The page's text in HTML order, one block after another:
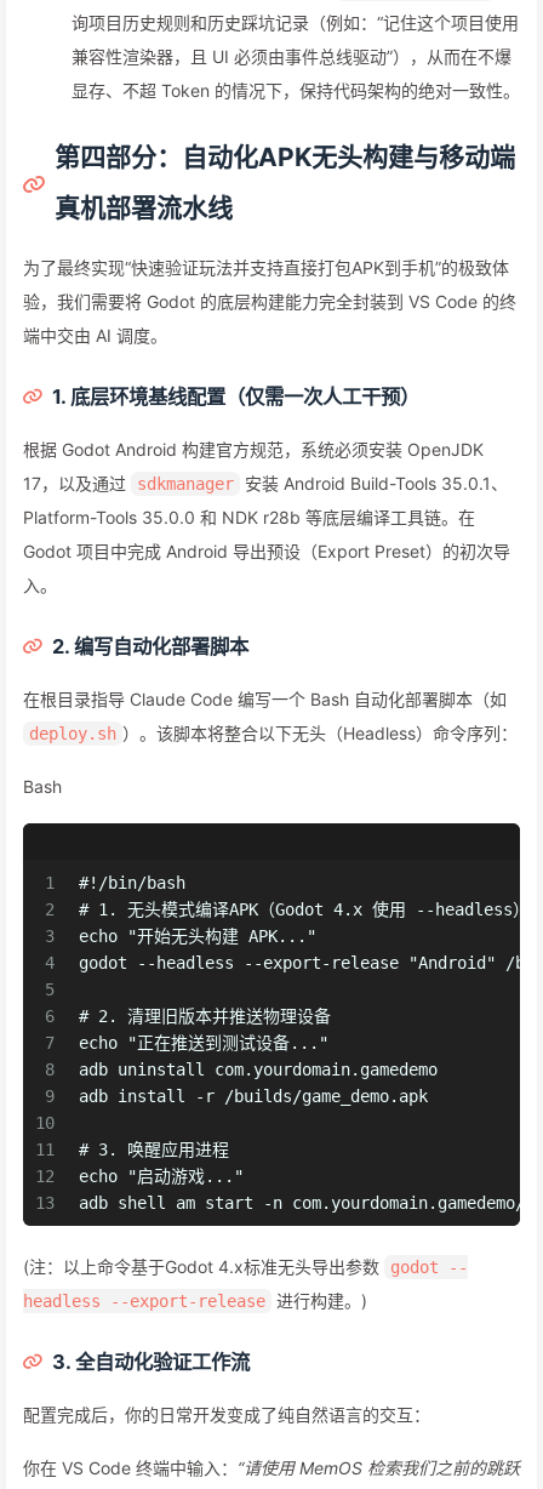
询项目历史规则和历史踩坑记录（例如：“记住这个项目使用
兼容性渲染器，且 UI 必须由事件总线驱动”），从而在不爆
显存、不超 Token 的情况下，保持代码架构的绝对一致性。
第四部分：自动化APK无头构建与移动端
真机部署流水线
为了最终实现“快速验证玩法并支持直接打包APK到手机”的极致体
验，我们需要将 Godot 的底层构建能力完全封装到 VS Code 的终
端中交由 AI 调度。
1. 底层环境基线配置（仅需一次人工干预）
根据 Godot Android 构建官方规范，系统必须安装 OpenJDK
17，以及通过
sdkmanager
安装 Android Build-Tools 35.0.1、
Platform-Tools 35.0.0 和 NDK r28b 等底层编译工具链。在
Godot 项目中完成 Android 导出预设（Export Preset）的初次导
入。
2. 编写自动化部署脚本
在根目录指导 Claude Code 编写一个 Bash 自动化部署脚本（如
deploy.sh ）。该脚本将整合以下无头（Headless）命令序列：
Bash
1
2
3
4
5
6
7
8
9
10
11
12
13
#!/bin/bash
# 1. 无头模式编译APK（Godot 4.x 使用 --headless）
echo "开始无头构建 APK..."
godot --headless --export-release "Android" /
# 2. 清理旧版本并推送物理设备
echo "正在推送到测试设备..."
adb uninstall com.yourdomain.gamedemo
adb install -r /builds/game_demo.apk
# 3. 唤醒应用进程
echo "启动游戏..."
adb shell am start -n com.yourdomain.gamedemo/
(注：以上命令基于Godot 4.x标准无头导出参数
godot --
headless --export-release 进行构建。)
3. 全自动化验证工作流
配置完成后，你的日常开发变成了纯自然语言的交互：
你在 VS Code 终端中输入： “请使用 MemOS 检索我们之前的跳跃